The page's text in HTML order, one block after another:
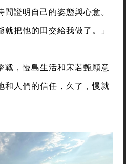
證明自己的姿態與心意。
就把他的田交給我做了。」
戰，慢島生活和宋若甄願意
和人們的信任，久了，慢就